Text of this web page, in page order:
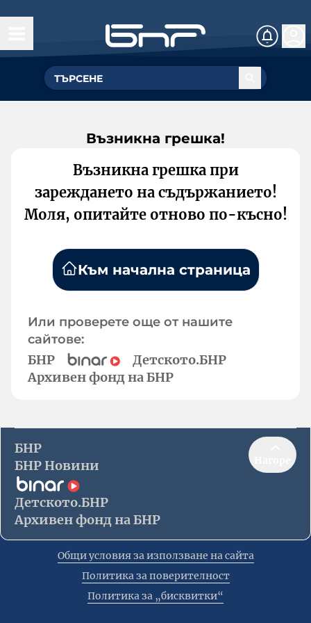
Възникна грешка!
Възникна грешка при
зареждането на съдържанието!
Моля, опитайте отново по-късно!
Към начална страница
Или проверете още от нашите
сайтове:
БНР
Детското.БНР
Архивен фонд на БНР
БНР
БНР Новини
Детското.БНР
Архивен фонд на БНР
Общи условия за използване на сайта
Политика за поверителност
Политика за „бисквитки“